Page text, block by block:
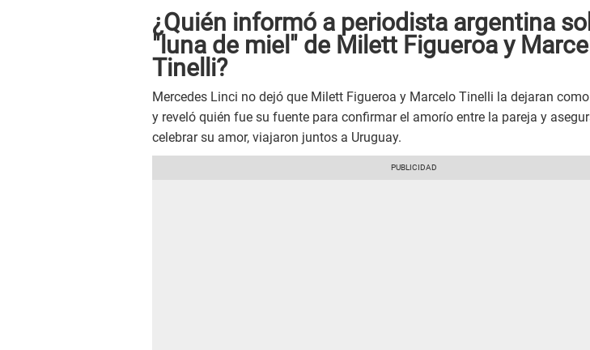
¿Quién informó a periodista argentina
"luna de miel" de Milett Figueroa y
Tinelli?
Mercedes Linci no dejó que Milett Figueroa y Marcelo Tinelli la dejaran
y reveló quién fue su fuente para confirmar el amorío entre la pareja y
celebrar su amor, viajaron juntos a Uruguay.